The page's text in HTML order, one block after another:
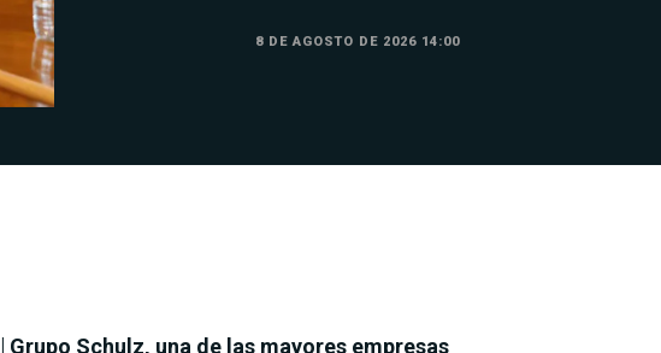
8 DE AGOSTO DE 2026 14:00
Grupo Schulz, una de las mayores empresas